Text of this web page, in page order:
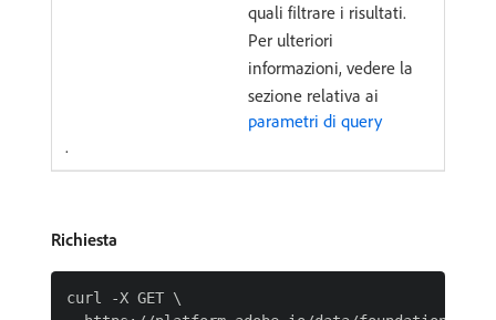
quali filtrare i risultati.
Per ulteriori
informazioni, vedere la
sezione relativa ai
parametri di query
.
Richiesta
curl -X GET \